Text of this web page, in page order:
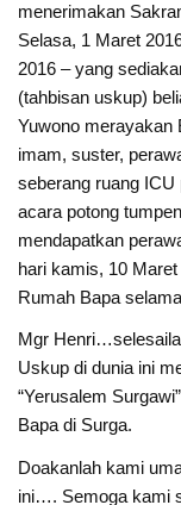
menerimakan
Selasa, 1 Maret
2016 – yang
(tahbisan uskup)
Yuwono merayakan
imam, suster,
seberang ruang ICU
acara potong
mendapatkan
hari kamis, 10
Rumah Bapa
Mgr
Uskup di dunia ini
“Yerusalem
Bapa di Surga.
Doakanlah kami
ini…. Semoga kami